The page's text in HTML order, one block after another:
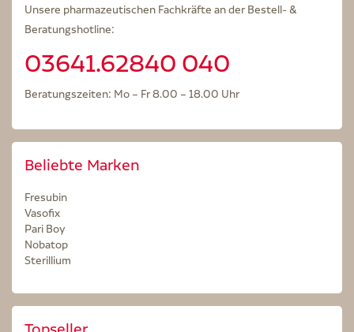
Unsere pharmazeutischen Fachkräfte an der Bestell- &
Beratungshotline:
03641.62840 040
Beratungszeiten: Mo – Fr 8.00 – 18.00 Uhr
Beliebte Marken
Fresubin
Vasofix
Pari Boy
Nobatop
Sterillium